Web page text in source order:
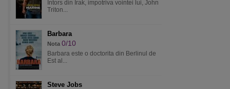
Intors din Irak, impotriva vointei lui, John
Triton...
Barbara
Nota 0/10
Barbara este o doctorita din Berlinul de
Est al...
Steve Jobs